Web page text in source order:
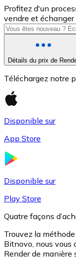
USD Coin
USDC
Profitez d'un
vendre et
Détails du prix de
Téléchargez notre
Disponible sur
App Store
Disponible sur
Play Store
Quatre façons
Trouvez la
Bitnovo, nous vous
Render de manière